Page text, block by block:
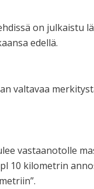
on julkaistu
edellä.
valtavaa
vastaanotolle
10 kilometrin